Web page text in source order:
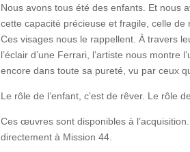
Nous avons tous été des enfants. Et nous
cette capacité précieuse et fragile, celle de
Ces visages nous le rappellent. À travers
l’éclair d’une Ferrari, l’artiste nous montre
encore dans toute sa pureté, vu par ceux
Le rôle de l’enfant, c’est de rêver. Le rôle
Ces œuvres sont disponibles à
directement à Mission 44.